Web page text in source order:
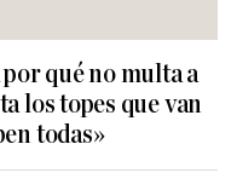
qué no multa a
los topes que van
todas»